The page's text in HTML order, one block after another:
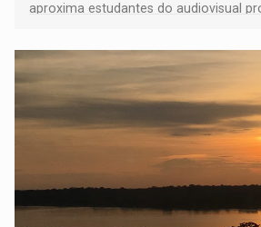
aproxima estudantes do audiovisual